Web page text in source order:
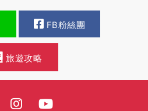
FB粉絲團
旅遊攻略